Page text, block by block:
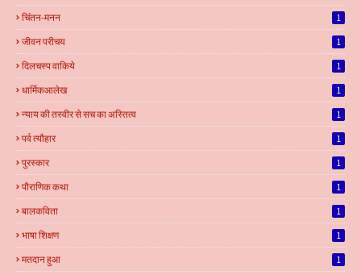
चिंतन-मनन 1
जीवन परीचय 1
दिलचस्प वाकिये 1
धार्मिकआलेख 1
न्याय की तस्वीर से सच का अस्तित्व 1
पर्व त्यौहार 1
पुरस्कार 1
पौराणिक कथा 1
बालकविता 1
भाषा शिक्षण 1
मतदान हुआ 1